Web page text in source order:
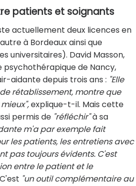
patients et soignants
actuellement deux licences en
à Bordeaux ainsi que
universitaires). David Masson,
de Nancy,
aidante depuis trois ans : "Elle
rétablissement, montre que
explique-t-il. Mais cette
permis de "réfléchir"à sa
m'a par exemple fait
les patients, les entretiens avec
pas toujours évidents. C'est
entre le patient et le
"un outil complémentaire au